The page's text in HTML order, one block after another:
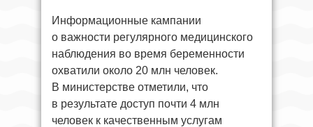
Информационные кампании
о важности регулярного медицинского
наблюдения во время беременности
охватили около 20 млн человек.
В министерстве отметили, что
в результате доступ почти 4 млн
человек к качественным услугам